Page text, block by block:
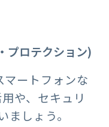
プロテクション)
ートフォンな
や、セキュリ
しょう。